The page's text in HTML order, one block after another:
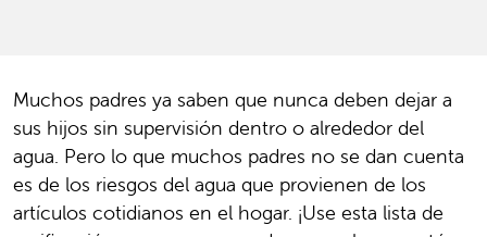
Muchos padres ya saben que nunca deben dejar a
sus hijos sin supervisión dentro o alrededor del
agua. Pero lo que muchos padres no se dan cuenta
es de los riesgos del agua que provienen de los
artículos cotidianos en el hogar. ¡Use esta lista de